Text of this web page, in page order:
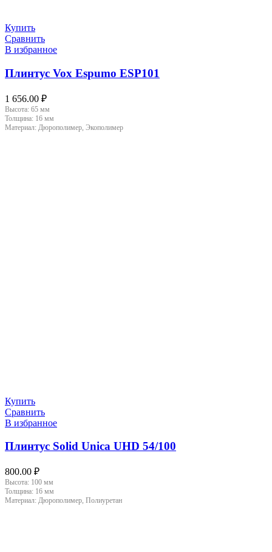
Купить
Сравнить
В избранное
Плинтус Vox Espumo ESP101
1 656.00 ₽
Высота: 65 мм
Толщина: 16 мм
Материал: Дюрополимер, Экополимер
Купить
Сравнить
В избранное
Плинтус Solid Unica UHD 54/100
800.00 ₽
Высота: 100 мм
Толщина: 16 мм
Материал: Дюрополимер, Полиуретан